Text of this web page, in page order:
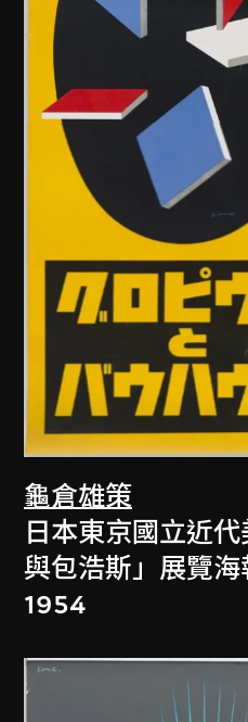
龜倉雄策
日本東京國立近
與包浩斯」展覽海
1954